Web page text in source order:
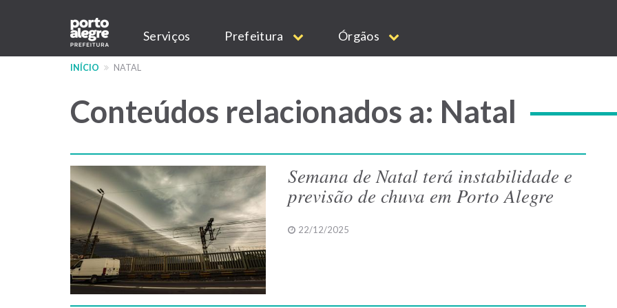
conteúdo
Main
navigation
Serviços Prefeitura Órgãos
INÍCIO NATAL
Conteúdos relacionados a: Natal
Semana de Natal terá instabilidade e
previsão de chuva em Porto Alegre
22/12/2025